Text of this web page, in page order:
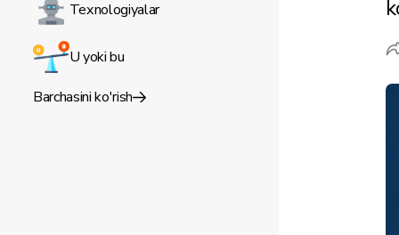
Texnologiyalar
U yoki bu
Barchasini ko'rish